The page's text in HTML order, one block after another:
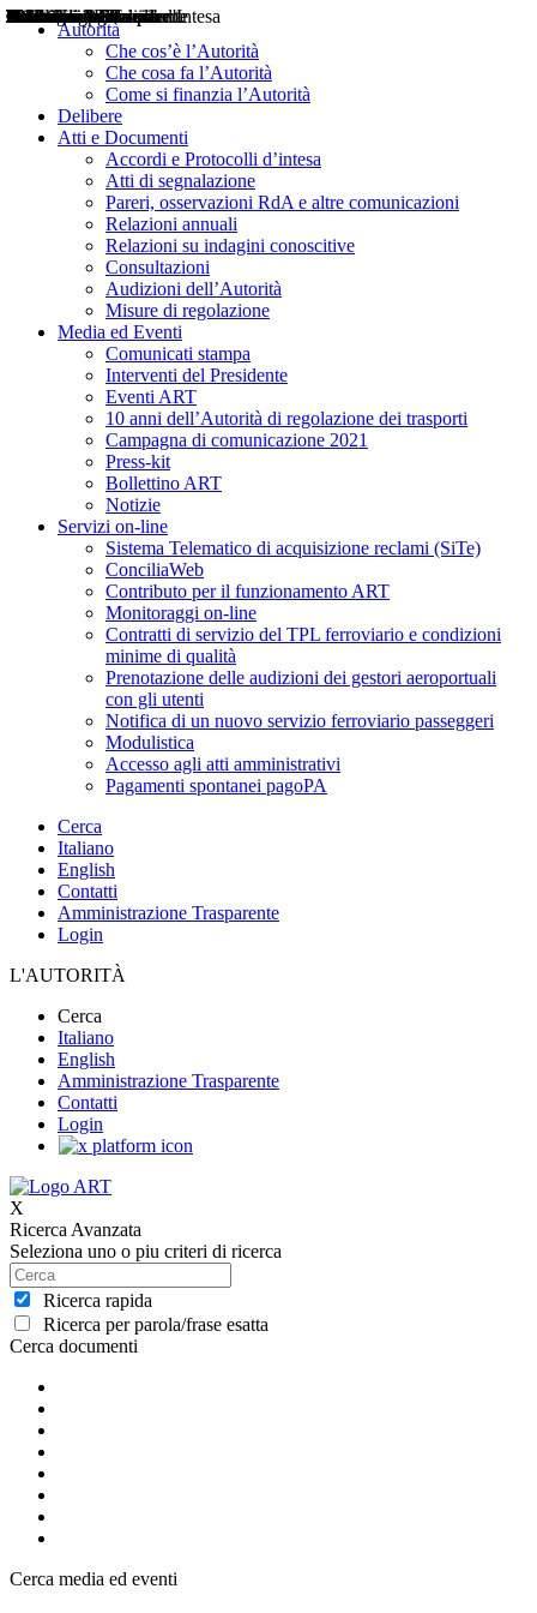
Autorità
Che cos’è l’Autorità
Che cosa fa l’Autorità
Come si finanzia l’Autorità
Delibere
Atti e Documenti
Accordi e Protocolli d’intesa
Atti di segnalazione
Pareri, osservazioni RdA e altre comunicazioni
Relazioni annuali
Relazioni su indagini conoscitive
Consultazioni
Audizioni dell’Autorità
Misure di regolazione
Media ed Eventi
Comunicati stampa
Interventi del Presidente
Eventi ART
10 anni dell’Autorità di regolazione dei trasporti
Campagna di comunicazione 2021
Press-kit
Bollettino ART
Notizie
Servizi on-line
Sistema Telematico di acquisizione reclami (SiTe)
ConciliaWeb
Contributo per il funzionamento ART
Monitoraggi on-line
Contratti di servizio del TPL ferroviario e condizioni
minime di qualità
Prenotazione delle audizioni dei gestori aeroportuali
con gli utenti
Notifica di un nuovo servizio ferroviario passeggeri
Modulistica
Accesso agli atti amministrativi
Pagamenti spontanei pagoPA
Cerca
Italiano
English
Contatti
Amministrazione Trasparente
Login
L'AUTORITÀ
Cerca
Italiano
English
Amministrazione Trasparente
Contatti
Login
X
Ricerca Avanzata
Seleziona uno o piu criteri di ricerca
Ricerca rapida
Ricerca per parola/frase esatta
Cerca documenti
Delibere
Pareri
Consultazioni
Audizioni
Atti di Segnalazione
Accordi e Protocolli d'Intesa
Relazioni annuali
Misure di regolazione
Cerca media ed eventi
Notizie
Comunicati Stampa
Bollettini ART
Convegni ART
Interviste del Presidente
Articoli in primo piano
Interventi del Presidente
2004
2005
2010
2013
2014
2015
2016
2017
2018
2019
202
2020
2021
2022
2023
2024
2025
2026
Aereo
Marittimo
Terrestre